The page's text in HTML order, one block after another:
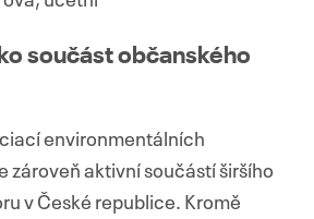
součást občanského
environmentálních
zároveň aktivní součástí širšího
v České republice. Kromě